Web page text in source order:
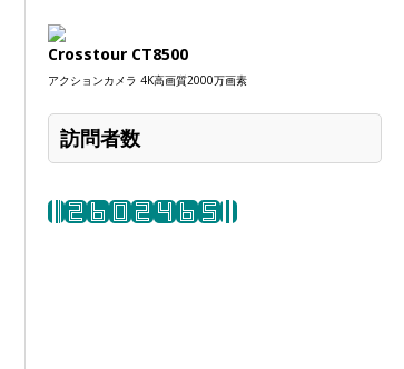
Crosstour CT8500
アクションカメラ 4K高画質2000万画素
訪問者数